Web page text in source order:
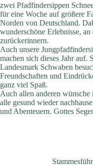
zwei Pfadfindersippen
für eine Woche auf größere
Norden von Deutschland.
wunderschöne Erlebnisse,
zurückerinnern.
Auch unsere
machen sich dieses Jahr auf.
Landesmark Schwaben
Freundschaften und
ganz viel Spaß.
Auch allen anderen
alle gesund wieder
und Abenteuern. Gottes